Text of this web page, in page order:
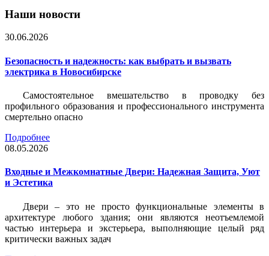
Наши новости
30.06.2026
Безопасность и надежность: как выбрать и вызвать
электрика в Новосибирске
Самостоятельное вмешательство в проводку без
профильного образования и профессионального инструмента
смертельно опасно
Подробнее
08.05.2026
Входные и Межкомнатные Двери: Надежная Защита, Уют
и Эстетика
Двери – это не просто функциональные элементы в
архитектуре любого здания; они являются неотъемлемой
частью интерьера и экстерьера, выполняющие целый ряд
критически важных задач